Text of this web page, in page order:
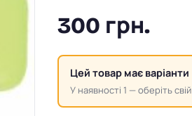
300 грн.
Цей товар має варіанти
У наявності 1 — оберіть свій